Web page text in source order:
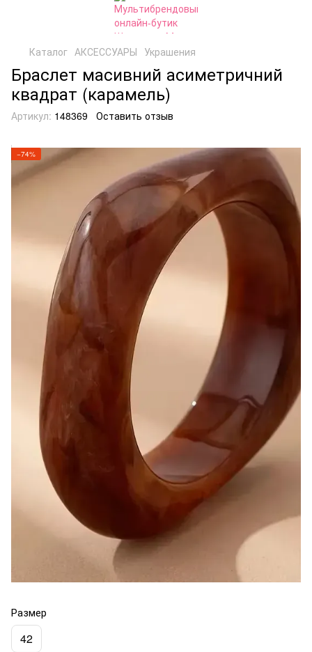
Каталог АКСЕССУАРЫ Украшения
Браслет масивний асиметричний
квадрат (карамель)
Артикул: 148369 Оставить отзыв
−74%
Размер
42